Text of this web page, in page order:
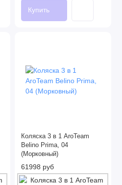
Купить
Коляска 3 в 1 AroTeam
Belino Prima, 04
(Морковный)
61998 руб